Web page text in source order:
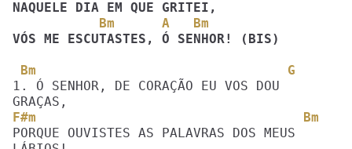
           Bm      A   Bm
VÓS ME ESCUTASTES, Ó SENHOR! (BIS)
Bm                                G
1. Ó SENHOR, DE CORAÇÃO EU VOS DOU
F#m                                  Bm
PORQUE OUVISTES AS PALAVRAS DOS MEUS